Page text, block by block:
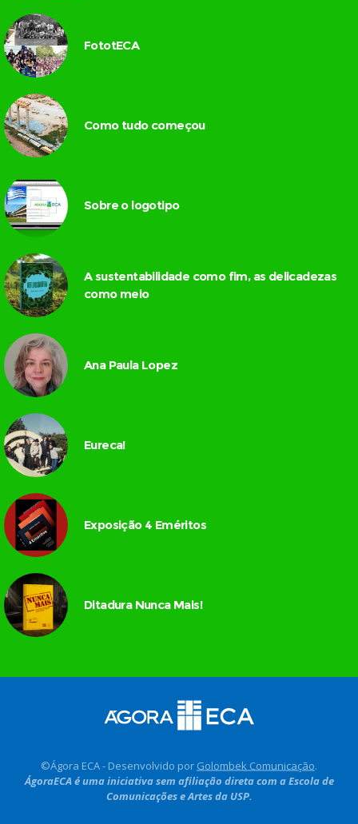
FototECA
Como tudo começou
Sobre o logotipo
A sustentabilidade como fim, as delicadezas
como meio
Ana Paula Lopez
Eureca!
Exposição 4 Eméritos
Ditadura Nunca Mais!
©Ágora ECA - Desenvolvido por Golombek Comunicação.
ÁgoraECA é uma iniciativa sem afiliação direta com a Escola de
Comunicações e Artes da USP.